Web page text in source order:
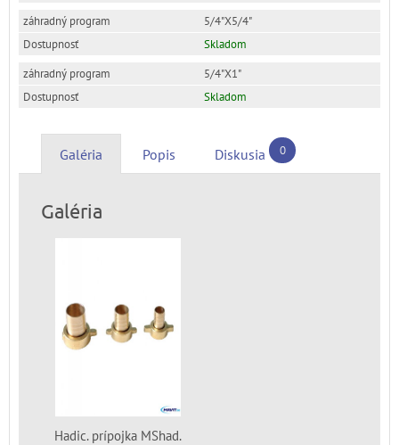
5/4"X5/4"
Skladom
5/4"X1"
Skladom
Galéria Popis Diskusia 0
Galéria
Hadic. prípojka MShad.